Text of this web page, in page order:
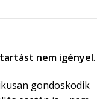
nem igényel.
gondoskodik